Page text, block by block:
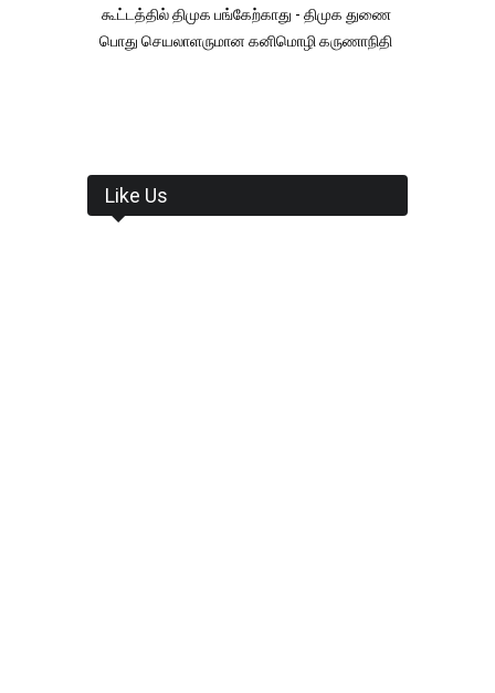
கூட்டத்தில் திமுக பங்கேற்காது - திமுக துணை
பொது செயலாளருமான கனிமொழி கருணாநிதி
Like Us